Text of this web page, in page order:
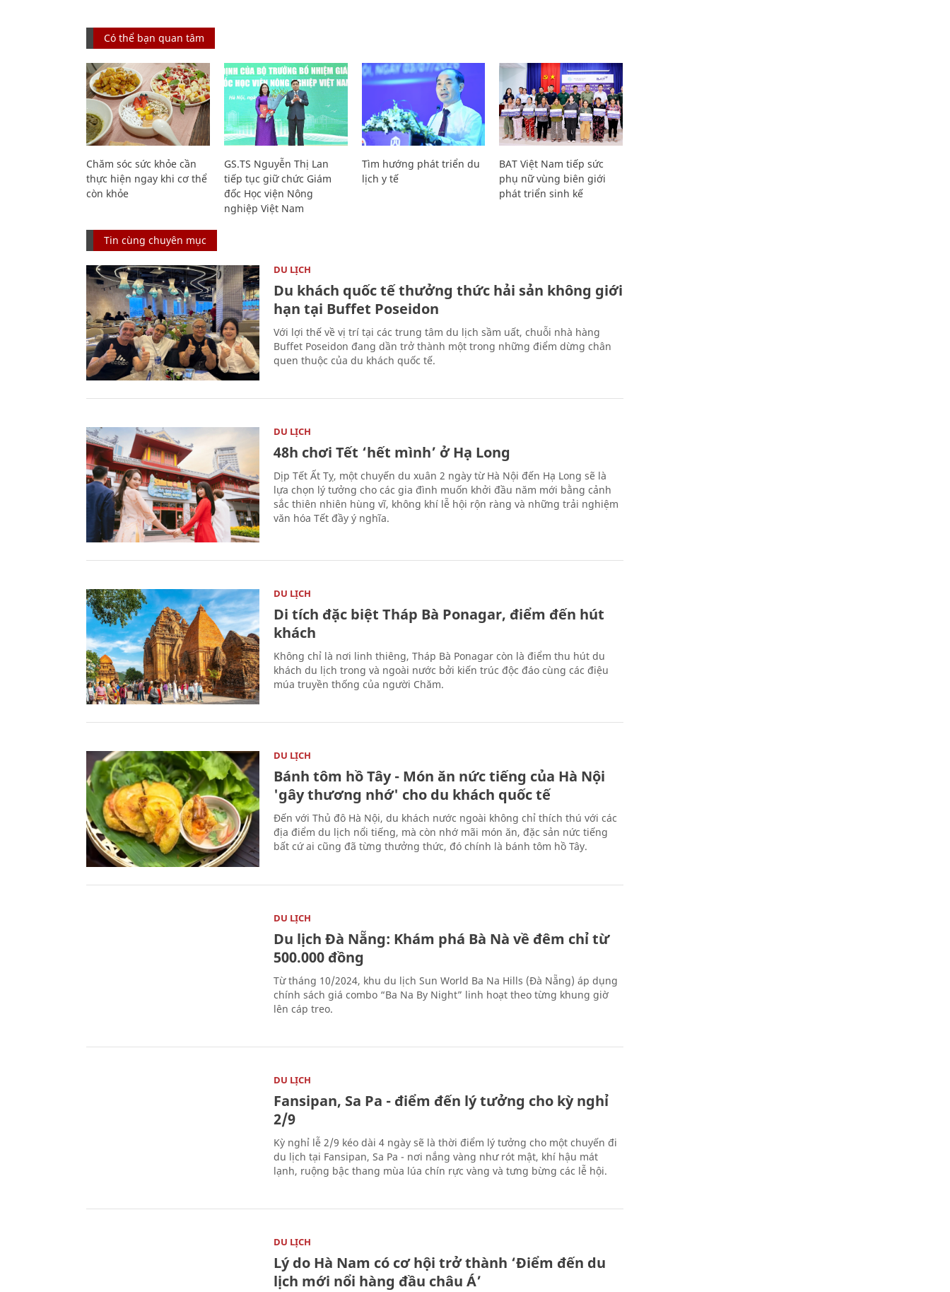
Có thể bạn quan tâm
Chăm sóc sức khỏe cần
thực hiện ngay khi cơ thể
còn khỏe
GS.TS Nguyễn Thị Lan
tiếp tục giữ chức Giám
đốc Học viện Nông
nghiệp Việt Nam
Tìm hướng phát triển du
lịch y tế
BAT Việt Nam tiếp sức
phụ nữ vùng biên giới
phát triển sinh kế
Tin cùng chuyên mục
DU LỊCH
Du khách quốc tế thưởng thức hải sản không giới
hạn tại Buffet Poseidon
Với lợi thế về vị trí tại các trung tâm du lịch sầm uất, chuỗi nhà hàng
Buffet Poseidon đang dần trở thành một trong những điểm dừng chân
quen thuộc của du khách quốc tế.
DU LỊCH
48h chơi Tết ‘hết mình’ ở Hạ Long
Dịp Tết Ất Tỵ, một chuyến du xuân 2 ngày từ Hà Nội đến Hạ Long sẽ là
lựa chọn lý tưởng cho các gia đình muốn khởi đầu năm mới bằng cảnh
sắc thiên nhiên hùng vĩ, không khí lễ hội rộn ràng và những trải nghiệm
văn hóa Tết đầy ý nghĩa.
DU LỊCH
Di tích đặc biệt Tháp Bà Ponagar, điểm đến hút
khách
Không chỉ là nơi linh thiêng, Tháp Bà Ponagar còn là điểm thu hút du
khách du lịch trong và ngoài nước bởi kiến trúc độc đáo cùng các điệu
múa truyền thống của người Chăm.
DU LỊCH
Bánh tôm hồ Tây - Món ăn nức tiếng của Hà Nội
'gây thương nhớ' cho du khách quốc tế
Đến với Thủ đô Hà Nội, du khách nước ngoài không chỉ thích thú với các
địa điểm du lịch nổi tiếng, mà còn nhớ mãi món ăn, đặc sản nức tiếng
bất cứ ai cũng đã từng thưởng thức, đó chính là bánh tôm hồ Tây.
DU LỊCH
Du lịch Đà Nẵng: Khám phá Bà Nà về đêm chỉ từ
500.000 đồng
Từ tháng 10/2024, khu du lịch Sun World Ba Na Hills (Đà Nẵng) áp dụng
chính sách giá combo “Ba Na By Night” linh hoạt theo từng khung giờ
lên cáp treo.
DU LỊCH
Fansipan, Sa Pa - điểm đến lý tưởng cho kỳ nghỉ
2/9
Kỳ nghỉ lễ 2/9 kéo dài 4 ngày sẽ là thời điểm lý tưởng cho một chuyến đi
du lịch tại Fansipan, Sa Pa - nơi nắng vàng như rót mật, khí hậu mát
lạnh, ruộng bậc thang mùa lúa chín rực vàng và tưng bừng các lễ hội.
DU LỊCH
Lý do Hà Nam có cơ hội trở thành ‘Điểm đến du
lịch mới nổi hàng đầu châu Á’